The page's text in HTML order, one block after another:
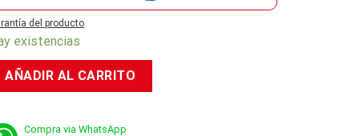
del producto
existencias
AÑADIR AL CARRITO
Compra via WhatsApp